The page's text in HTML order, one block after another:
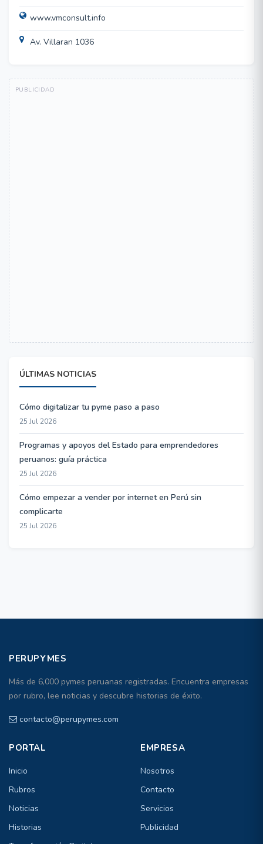
www.vmconsult.info
Av. Villaran 1036
ÚLTIMAS NOTICIAS
Cómo digitalizar tu pyme paso a paso
25 Jul 2026
Programas y apoyos del Estado para emprendedores
peruanos: guía práctica
25 Jul 2026
Cómo empezar a vender por internet en Perú sin
complicarte
25 Jul 2026
PERUPYMES
Más de 6,000 pymes peruanas registradas. Encuentra empresas
por rubro, lee noticias y descubre historias de éxito.
contacto@perupymes.com
PORTAL
Inicio
Rubros
Noticias
Historias
EMPRESA
Nosotros
Contacto
Servicios
Publicidad